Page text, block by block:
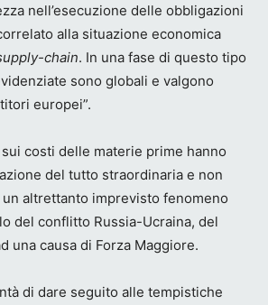
nell’esecuzione delle obbligazioni
alla situazione economica
chain. In una fase di questo tipo
sono globali e valgono
europei”.
costi delle materie prime hanno
del tutto straordinaria e non
altrettanto imprevisto fenomeno
del conflitto Russia-Ucraina, del
una causa di Forza Maggiore.
di dare seguito alle tempistiche